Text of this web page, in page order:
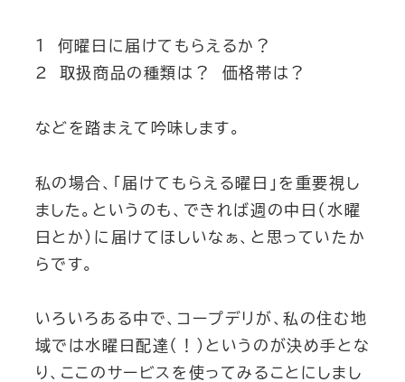
１ 何曜日に届けてもらえるか？
２ 取扱商品の種類は？ 価格帯は？
などを踏まえて吟味します。
私の場合、「届けてもらえる曜日」を重要視し
ました。というのも、できれば週の中日（水曜
日とか）に届けてほしいなぁ、と思っていたか
らです。
いろいろある中で、コープデリが、私の住む地
域では水曜日配達（！）というのが決め手とな
り、ここのサービスを使ってみることにしまし